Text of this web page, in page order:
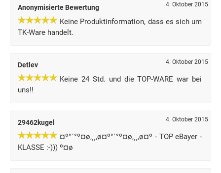
Anonymisierte Bewertung 4. Oktober 2015
Keine Produktinformation, dass es sich um
TK-Ware handelt.
Detlev 4. Oktober 2015
Keine 24 Std. und die TOP-WARE war bei
uns!!
29462kugel 4. Oktober 2015
¤º°`°º¤ø,¸¸,ø¤º°`°º¤ø,¸¸,ø¤º - TOP eBayer -
KLASSE :-))) º¤ø